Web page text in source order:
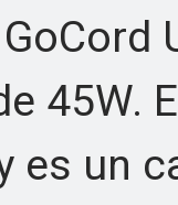
45W.
es un